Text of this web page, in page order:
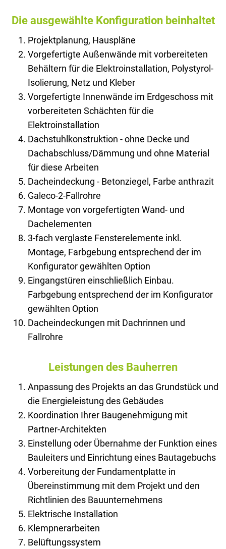
Die ausgewählte Konfiguration beinhaltet
Projektplanung, Hauspläne
Vorgefertigte Außenwände mit vorbereiteten
Behältern für die Elektroinstallation, Polystyrol-
Isolierung, Netz und Kleber
Vorgefertigte Innenwände im Erdgeschoss mit
vorbereiteten Schächten für die
Elektroinstallation
Dachstuhlkonstruktion - ohne Decke und
Dachabschluss/Dämmung und ohne Material
für diese Arbeiten
Dacheindeckung - Betonziegel, Farbe anthrazit
Galeco-2-Fallrohre
Montage von vorgefertigten Wand- und
Dachelementen
3-fach verglaste Fensterelemente inkl.
Montage, Farbgebung entsprechend der im
Konfigurator gewählten Option
Eingangstüren einschließlich Einbau.
Farbgebung entsprechend der im Konfigurator
gewählten Option
Dacheindeckungen mit Dachrinnen und
Fallrohre
Leistungen des Bauherren
Anpassung des Projekts an das Grundstück und
die Energieleistung des Gebäudes
Koordination Ihrer Baugenehmigung mit
Partner-Architekten
Einstellung oder Übernahme der Funktion eines
Bauleiters und Einrichtung eines Bautagebuchs
Vorbereitung der Fundamentplatte in
Übereinstimmung mit dem Projekt und den
Richtlinien des Bauunternehmens
Elektrische Installation
Klempnerarbeiten
Belüftungssystem